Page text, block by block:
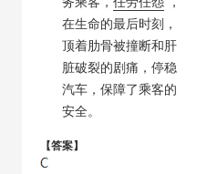
在生命的最后时刻，
顶着肋骨被撞断和肝
脏破裂的剧痛，停稳
汽车，保障了乘客的
安全。
【答案】